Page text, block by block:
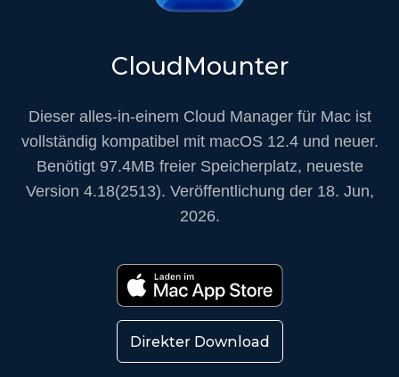
CloudMounter
Dieser alles-in-einem Cloud Manager für Macist
vollständig kompatibel mit macOS 12.4 und neuer.
Benötigt 97.4MB freier Speicherplatz, neueste
Version 4.18(2513). Veröffentlichung der 18. Jun,
2026.
Direkter Download